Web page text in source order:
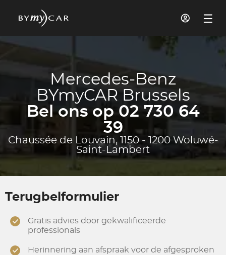
Mercedes-Benz
BYmyCAR Brussels
Bel ons op 02 730 64
39
Chaussée de Louvain, 1150 - 1200 Woluwé-
Saint-Lambert
Terugbelformulier
Gratis advies door gekwalificeerde
professionals
Herinnering aan afspraak voor de afgesproken